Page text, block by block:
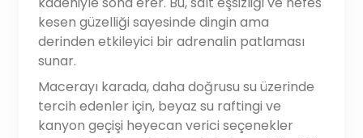
kesen güzelliği sayesinde dingin ama
derinden etkileyici bir adrenalin patlaması
sunar.
Macerayı karada, daha doğrusu su üzerinde
tercih edenler için, beyaz su raftingi ve
kanyon geçişi heyecan verici seçenekler